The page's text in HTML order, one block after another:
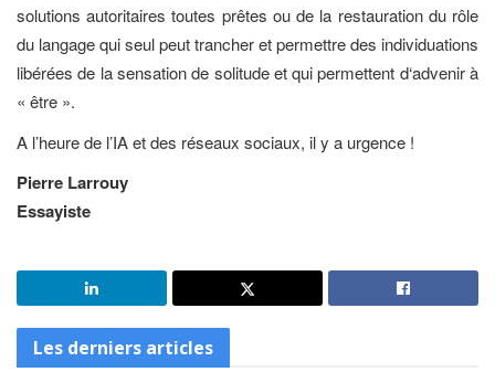
solutions autoritaires toutes prêtes ou de la restauration du rôle
du langage qui seul peut trancher et permettre des individuations
libérées de la sensation de solitude et qui permettent d‘advenir à
« être ».
A l’heure de l’IA et des réseaux sociaux, il y a urgence !
Pierre Larrouy
Essayiste
Les derniers articles